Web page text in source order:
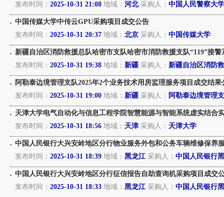
发布时间： 2025-10-31 21:08 地域： 河北采购人： 中国人民警察大学
中国传媒大学中传云GPU采购项目成交公告
发布时间： 2025-10-31 20:37 地域： 北京 采购人： 中国传媒大学
新疆自治区消防救援总队哈密市支队哈密市消防救援支队“119”接
发布时间： 2025-10-31 19:38 地域： 新疆 采购人： 新疆自治区消防
阿勒泰边境管理支队2025年2个业务技术用房监理服务项目成交结果
发布时间： 2025-10-31 19:00 地域： 新疆 采购人： 阿勒泰边境管理
天津大学电气自动化与信息工程学院智慧能源与智能系统虚实结合
发布时间： 2025-10-31 18:56 地域： 天津 采购人： 天津大学
中国人民银行大兴安岭地区分行物业服务外包和公务车辆维修保养
发布时间： 2025-10-31 18:39 地域： 黑龙江采购人： 中国人民银行
中国人民银行大兴安岭地区分行征信报告自助查询机采购项目成交
发布时间： 2025-10-31 18:33 地域： 黑龙江采购人： 中国人民银行